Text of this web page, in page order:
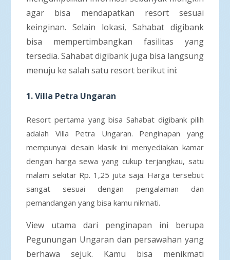
agar bisa mendapatkan resort sesuai
keinginan. Selain lokasi, Sahabat digibank
bisa mempertimbangkan fasilitas yang
tersedia. Sahabat digibank juga bisa langsung
menuju ke salah satu resort berikut ini:
1.Villa Petra Ungaran
Resort pertama yang bisa Sahabat digibank pilih
adalah Villa Petra Ungaran. Penginapan yang
mempunyai desain klasik ini menyediakan kamar
dengan harga sewa yang cukup terjangkau, satu
malam sekitar Rp. 1,25 juta saja. Harga tersebut
sangat sesuai dengan pengalaman dan
pemandangan yang bisa kamu nikmati.
View utama dari penginapan ini berupa
Pegunungan Ungaran dan persawahan yang
berhawa sejuk. Kamu bisa menikmati